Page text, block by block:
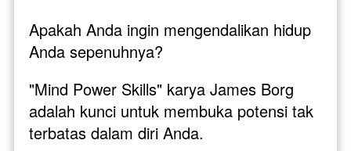
Apakah Anda ingin mengendalikan hidup
Anda sepenuhnya?
"Mind Power Skills" karya James Borg
adalah kunci untuk membuka potensi tak
terbatas dalam diri Anda.